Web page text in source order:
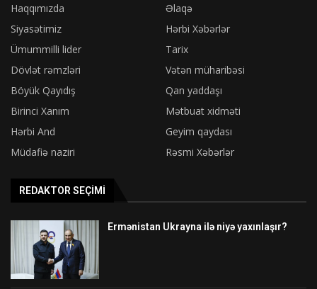
Haqqımızda
Əlaqə
Siyasətimiz
Hərbi Xəbərlər
Ümummilli lider
Tarix
Dövlət rəmzləri
Vətən müharibəsi
Böyük Qayıdış
Qan yaddaşı
Birinci Xanım
Mətbuat xidməti
Hərbi And
Geyim qaydası
Müdafiə naziri
Rəsmi Xəbərlər
REDAKTOR SEÇIMI
Ermənistan Ukrayna ilə niyə yaxınlaşır?